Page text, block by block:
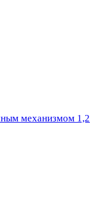
механизмом 1,2